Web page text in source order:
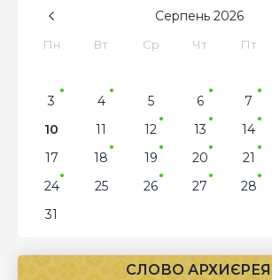
Серпень 2026
Пн Вт Ср Чт Пт
3
4 5 6 7
10
11 12 13 14
17
18 19 20 21
24
25 26 27 28
31
СЛОВО АРХИЄРЕЯ